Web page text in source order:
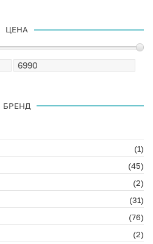
ЦЕНА
БРЕНД
(1)
(45)
(2)
(31)
(76)
(2)